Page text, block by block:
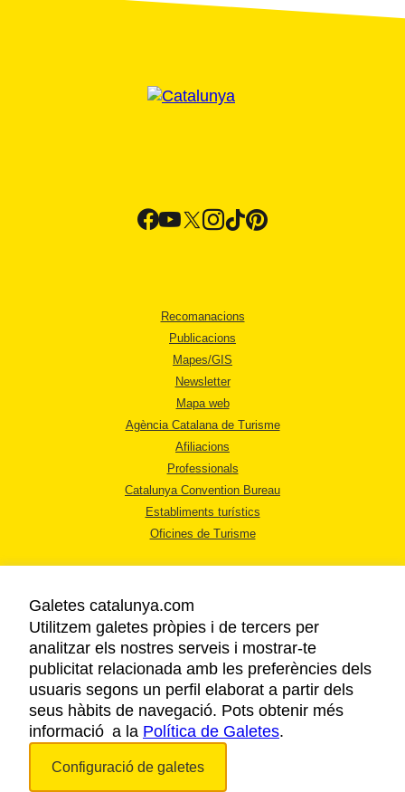
Recomanacions
Publicacions
Mapes/GIS
Newsletter
Mapa web
Agència Catalana de Turisme
Afiliacions
Professionals
Catalunya Convention Bureau
Establiments turístics
Oficines de Turisme
AVÍS LEGAL
POLÍTICA DE PRIVACITAT
COOKIES
ACCESSIBILITAT
Galetes catalunya.com
Utilitzem galetes pròpies i de tercers per
analitzar els nostres serveis i mostrar-te
publicitat relacionada amb les preferències dels
usuaris segons un perfil elaborat a partir dels
seus hàbits de navegació. Pots obtenir més
informació a la Política de Galetes.
Configuració de galetes